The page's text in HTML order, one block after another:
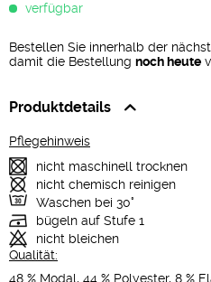
verfügbar
Bestellen Sie innerhalb der
damit die Bestellung noch heute
Produktdetails
Pflegehinweis
nicht maschinell trocknen
nicht chemisch reinigen
Waschen bei 30°
bügeln auf Stufe 1
nicht bleichen
Qualität:
48 % Modal, 44 % Polyester, 8 %